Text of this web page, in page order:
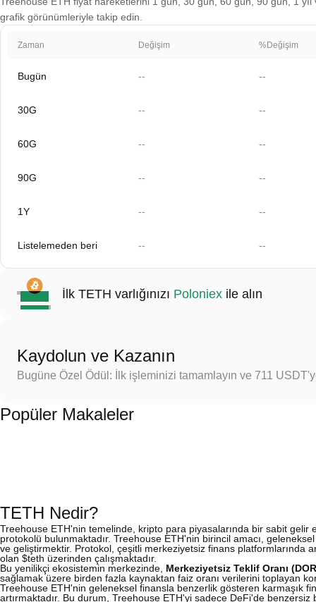
grafik görünümleriyle takip edin.
Zaman Değişim %Değişim
Bugün -- --
30G -- --
60G -- --
90G -- --
1Y -- --
Listelemeden beri -- --
İlk TETH varlığınızı Poloniex ile alın
Kaydolun ve Kazanın
Bugüne Özel Ödül: İlk işleminizi tamamlayın ve 711
Popüler Makaleler
TETH Nedir?
Treehouse ETH'nin temelinde, kripto para piyasalarında bir sabit
protokolü bulunmaktadır. Treehouse ETH'nin birincil amacı,
ve geliştirmektir. Protokol, çeşitli merkeziyetsiz finans platformlarında
olan $teth üzerinden çalışmaktadır.
Bu yenilikçi ekosistemin merkezinde, Merkeziyetsiz Teklif Oranı
sağlamak üzere birden fazla kaynaktan faiz oranı verilerini toplayan
Treehouse ETH'nin geleneksel finansla benzerlik gösteren karmaşık
artırmaktadır. Bu durum, Treehouse ETH'yi sadece DeFi'de